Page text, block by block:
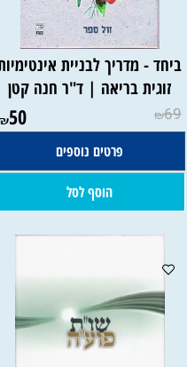
ביחד - מדריך לבניית אינטימיות
זוגית בריאה | ד"ר חנה קטן
₪69
₪50
פרטים נוספים
הוסף לסל